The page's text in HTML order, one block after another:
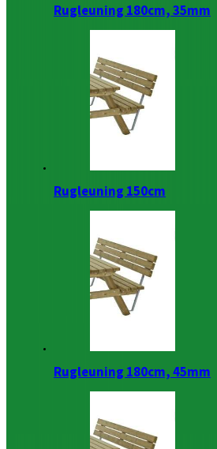
Rugleuning 180cm, 35mm
Rugleuning 150cm
Rugleuning 180cm, 45mm